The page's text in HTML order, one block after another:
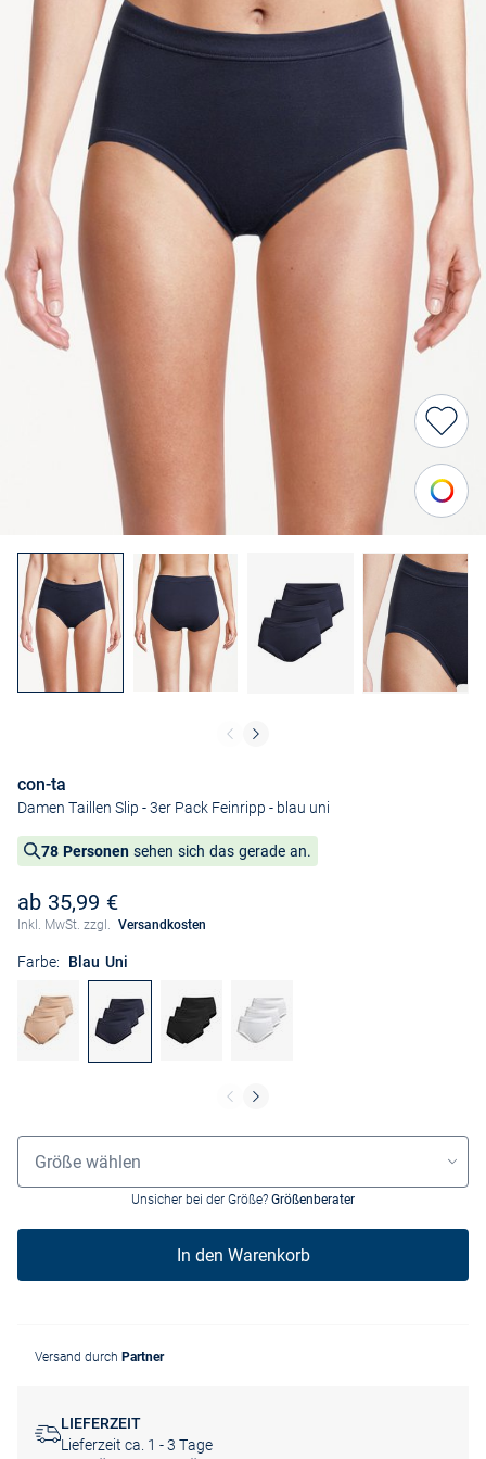
con-ta
Damen Taillen Slip - 3er Pack Feinripp - blau uni
78 Personen sehen sich das gerade an.
ab 35,99 €
Inkl. MwSt. zzgl. Versandkosten
Farbe: Blau Uni
Größenauswahl
Größe wählen
Unsicher bei der Größe? Größenberater
In den Warenkorb
Versand durch Partner
LIEFERZEIT
Lieferzeit ca. 1 - 3 Tage